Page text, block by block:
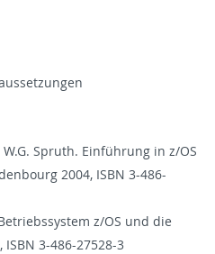
Spruth. Einführung in z/OS
2004, ISBN 3-486-
z/OS und die
3-486-27528-3